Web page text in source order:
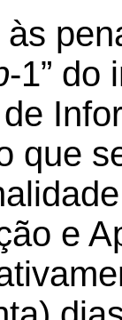
-1” do
que
e